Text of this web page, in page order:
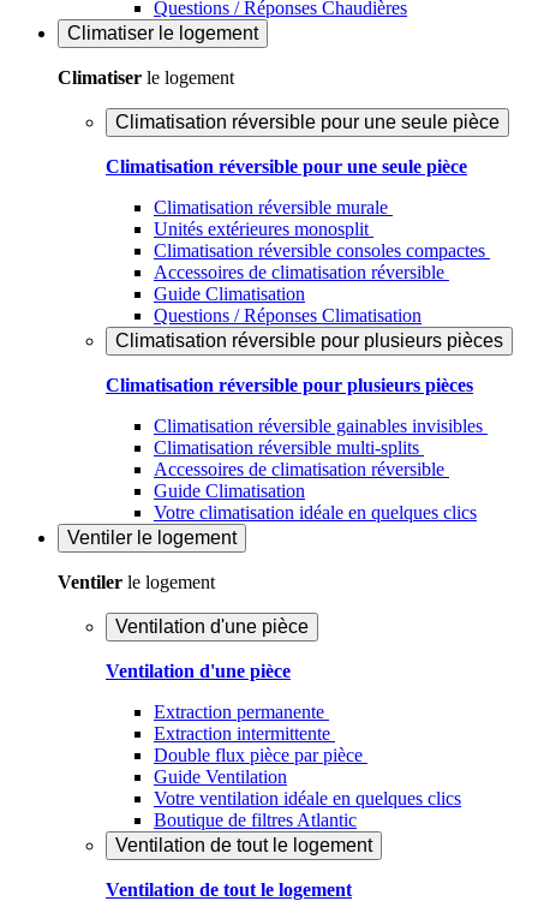
Questions / Réponses Chaudières
Climatiser le logement
Climatiser le logement
Climatisation réversible pour une seule pièce
Climatisation réversible pour une seule pièce
Climatisation réversible murale
Unités extérieures monosplit
Climatisation réversible consoles compactes
Accessoires de climatisation réversible
Guide Climatisation
Questions / Réponses Climatisation
Climatisation réversible pour plusieurs pièces
Climatisation réversible pour plusieurs pièces
Climatisation réversible gainables invisibles
Climatisation réversible multi-splits
Accessoires de climatisation réversible
Guide Climatisation
Votre climatisation idéale en quelques clics
Ventiler le logement
Ventiler le logement
Ventilation d'une pièce
Ventilation d'une pièce
Extraction permanente
Extraction intermittente
Double flux pièce par pièce
Guide Ventilation
Votre ventilation idéale en quelques clics
Boutique de filtres Atlantic
Ventilation de tout le logement
Ventilation de tout le logement